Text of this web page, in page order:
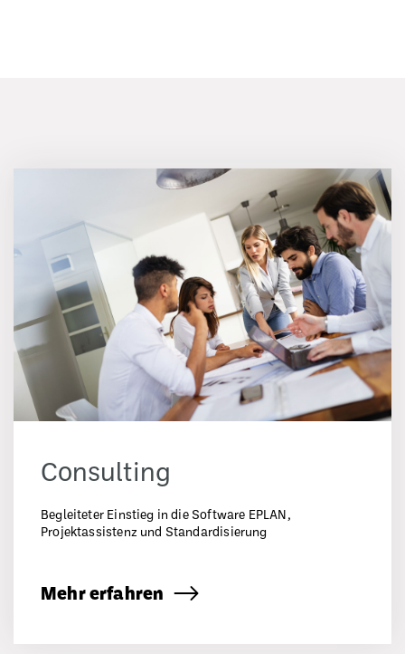
Consulting
Begleiteter Einstieg in die Software EPLAN,
Projektassistenz und Standardisierung
Mehr erfahren